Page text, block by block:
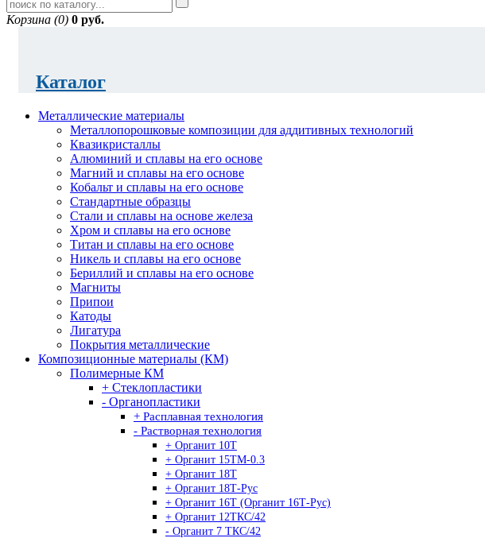
Корзина (0) 0 руб.
Каталог
Металлические материалы
Металлопорошковые композиции для аддитивных технологий
Квазикристаллы
Алюминий и сплавы на его основе
Магний и сплавы на его основе
Кобальт и сплавы на его основе
Стандартные образцы
Стали и сплавы на основе железа
Хром и сплавы на его основе
Титан и сплавы на его основе
Никель и сплавы на его основе
Бериллий и сплавы на его основе
Магниты
Припои
Катоды
Лигатура
Покрытия металлические
Композиционные материалы (КМ)
Полимерные КМ
+ Стеклопластики
- Органопластики
+ Расплавная технология
- Растворная технология
+ Органит 10Т
+ Органит 15ТМ-0.3
+ Органит 18Т
+ Органит 18Т-Рус
+ Органит 16Т (Органит 16Т-Рус)
+ Органит 12ТКС/42
- Органит 7 ТКС/42